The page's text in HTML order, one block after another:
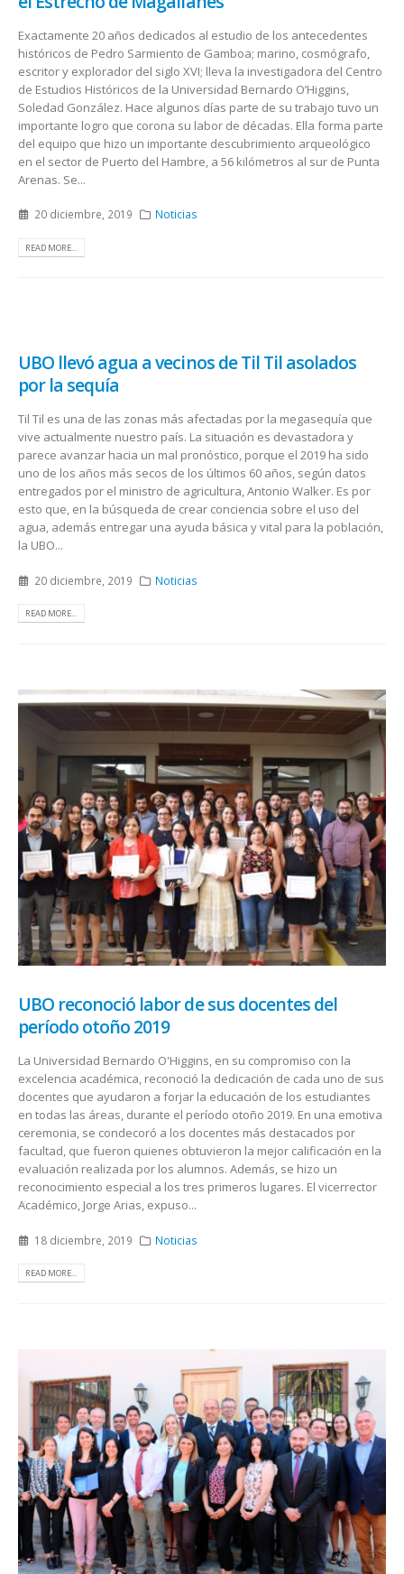
Exactamente 20 años dedicados al estudio de los antecedentes
históricos de Pedro Sarmiento de Gamboa; marino, cosmógrafo,
escritor y explorador del siglo XVI; lleva la investigadora del Centro
de Estudios Históricos de la Universidad Bernardo O’Higgins,
Soledad González. Hace algunos días parte de su trabajo tuvo un
importante logro que corona su labor de décadas. Ella forma parte
del equipo que hizo un importante descubrimiento arqueológico
en el sector de Puerto del Hambre, a 56 kilómetros al sur de Punta
Arenas. Se...
20 diciembre, 2019 Noticias
READ MORE...
UBO llevó agua a vecinos de Til Til asolados
por la sequía
Til Til es una de las zonas más afectadas por la megasequía que
vive actualmente nuestro país. La situación es devastadora y
parece avanzar hacia un mal pronóstico, porque el 2019 ha sido
uno de los años más secos de los últimos 60 años, según datos
entregados por el ministro de agricultura, Antonio Walker. Es por
esto que, en la búsqueda de crear conciencia sobre el uso del
agua, además entregar una ayuda básica y vital para la población,
la UBO...
20 diciembre, 2019 Noticias
READ MORE...
UBO reconoció labor de sus docentes del
período otoño 2019
La Universidad Bernardo O'Higgins, en su compromiso con la
excelencia académica, reconoció la dedicación de cada uno de sus
docentes que ayudaron a forjar la educación de los estudiantes
en todas las áreas, durante el período otoño 2019. En una emotiva
ceremonia, se condecoró a los docentes más destacados por
facultad, que fueron quienes obtuvieron la mejor calificación en la
evaluación realizada por los alumnos. Además, se hizo un
reconocimiento especial a los tres primeros lugares. El vicerrector
Académico, Jorge Arias, expuso...
18 diciembre, 2019 Noticias
READ MORE...